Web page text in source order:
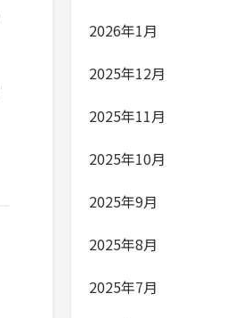
2026年1月
2025年12月
2025年11月
2025年10月
2025年9月
2025年8月
2025年7月